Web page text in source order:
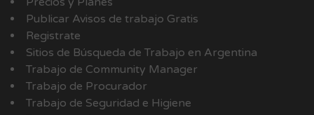
Publicar Avisos de trabajo Gratis
Registrate
Sitios de Búsqueda de Trabajo en Argentina
Trabajo de Community Manager
Trabajo de Procurador
Trabajo de Seguridad e Higiene